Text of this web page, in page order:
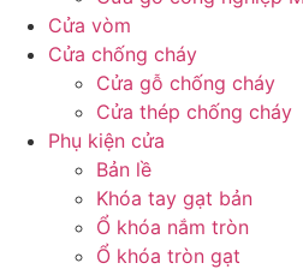
Cửa vòm
Cửa chống cháy
Cửa gỗ chống cháy
Cửa thép chống cháy
Phụ kiện cửa
Bản lề
Khóa tay gạt bản
Ổ khóa nắm tròn
Ổ khóa tròn gạt